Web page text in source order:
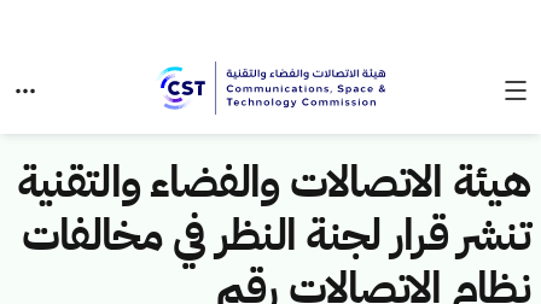
هيئة الاتصالات والفضاء والتقنية
تنشر قرار لجنة النظر في مخالفات
نظام الاتصالات رقم